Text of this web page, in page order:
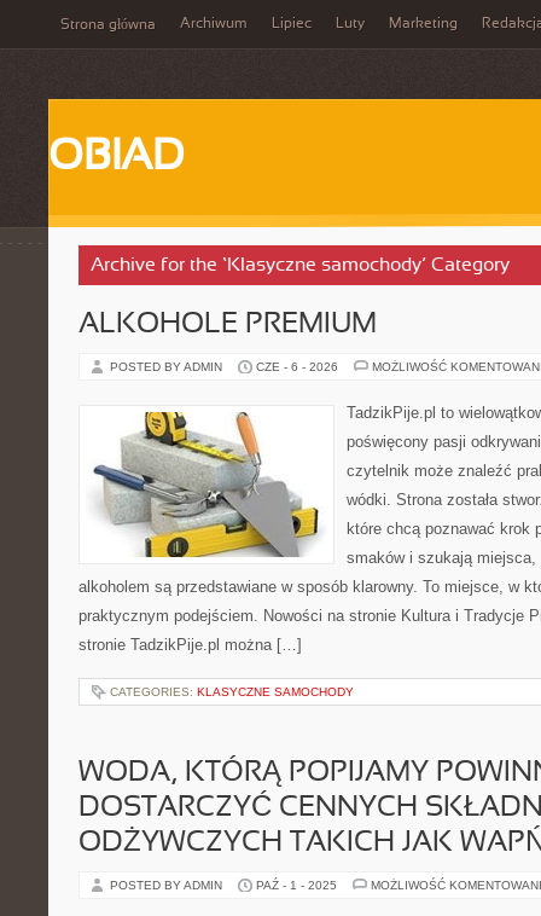
Strona główna Archiwum Lipiec Luty Marketing
OBIAD
Archive for the ‘Klasyczne samochody’ Category
ALKOHOLE PREMIUM
POSTED BY ADMIN CZE - 6 - 2026 MOŻLIWOŚĆ
TadzikPije.pl to
poświęcony pasji
czytelnik może znaleźć
wódki. Strona została
które chcą poznawać krok
smaków i szukają
alkoholem są przedstawiane w sposób klarowny. To miejsce, w
praktycznym podejściem. Nowości na stronie Kultura i Tradycje
stronie TadzikPije.pl można […]
CATEGORIES: KLASYCZNE SAMOCHODY
WODA, KTÓRĄ POPIJAMY
DOSTARCZYĆ CENNYCH
ODŻYWCZYCH TAKICH JAK
POSTED BY ADMIN PAŹ - 1 - 2025 MOŻLIWOŚĆ